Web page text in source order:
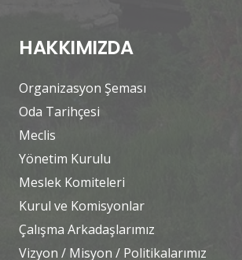
HAKKIMIZDA
Organizasyon Şeması
Oda Tarihçesi
Meclis
Yönetim Kurulu
Meslek Komiteleri
Kurul ve Komisyonlar
Çalışma Arkadaşlarımız
Vizyon / Misyon / Politikalarımız